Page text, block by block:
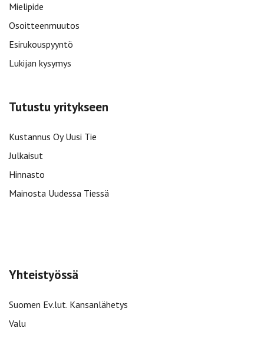
Mielipide
Osoitteenmuutos
Esirukouspyyntö
Lukijan kysymys
Tutustu yritykseen
Kustannus Oy Uusi Tie
Julkaisut
Hinnasto
Mainosta Uudessa Tiessä
Yhteistyössä
Suomen Ev.lut. Kansanlähetys
Valu